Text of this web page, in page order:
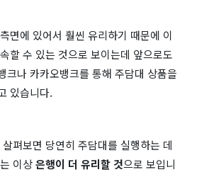
면에 있어서 훨씬 유리하기 때문에 이
할 수 있는 것으로 보이는데 앞으로도
크나 카카오뱅크를 통해 주담대 상품을
있습니다.
펴보면 당연히 주담대를 실행하는 데
이상은행이 더 유리할 것으로 보입니